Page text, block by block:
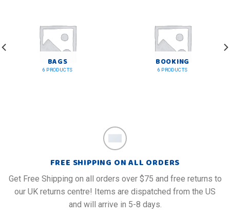
BAGS
6 PRODUCTS
BOOKING
6 PRODUCTS
FREE SHIPPING ON ALL ORDERS
Get Free Shipping on all orders over $75 and free returns to
our UK returns centre! Items are dispatched from the US
and will arrive in 5-8 days.